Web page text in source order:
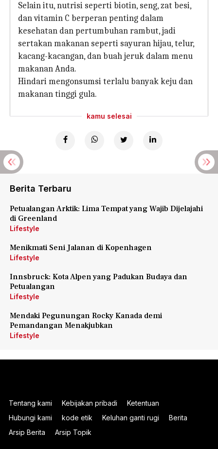
Selain itu, nutrisi seperti biotin, seng, zat besi,
dan vitamin C berperan penting dalam
kesehatan dan pertumbuhan rambut, jadi
sertakan makanan seperti sayuran hijau, telur,
kacang-kacangan, dan buah jeruk dalam menu
makanan Anda.
Hindari mengonsumsi terlalu banyak keju dan
makanan tinggi gula.
kamu selesai
Berita Terbaru
Petualangan Arktik: Lima Tempat yang Wajib Dijelajahi
di Greenland
Lifestyle
Menikmati Seni Jalanan di Kopenhagen
Lifestyle
Innsbruck: Kota Alpen yang Padukan Budaya dan
Petualangan
Lifestyle
Mendaki Pegunungan Rocky Kanada demi
Pemandangan Menakjubkan
Lifestyle
Tentang kami Kebijakan pribadi
Ketentuan
Hubungi kami
kode etik Keluhan ganti rugi
Berita
Arsip Berita
Arsip Topik